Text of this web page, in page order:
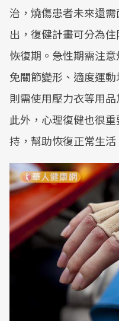
治，燒傷患者未來還
出，復健計畫可分為
恢復期。急性期需注
免關節變形、適度運
則需使用壓力衣等用
此外，心理復健也很
持，幫助恢復正常生活